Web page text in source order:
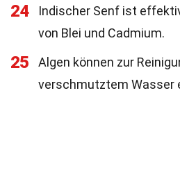
24
Indischer Senf ist
von Blei und Cadmium.
25
Algen können zur
verschmutztem Wasser